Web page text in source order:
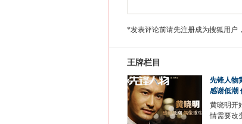
*发表评论前请先注册成为搜狐用户
王牌栏目
先锋人物
感谢低潮
黄晓明开
情需要